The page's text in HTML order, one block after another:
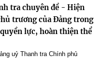
tra chuyên đề - Hiện
trương của Đảng trong
lực, hoàn thiện thể
uỷ Thanh tra Chính phủ